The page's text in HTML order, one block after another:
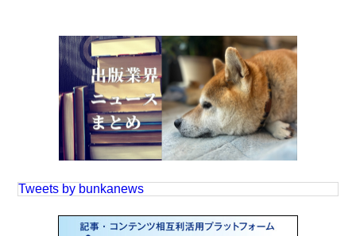
Tweets by bunkanews